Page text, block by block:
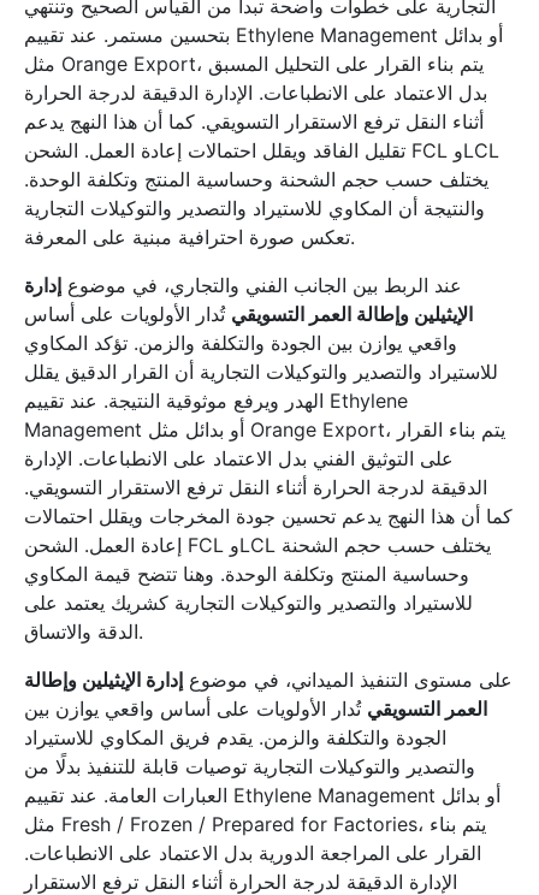
التجارية على خطوات واضحة تبدأ من القياس الصحيح وتنتهي
بتحسين مستمر. عند تقييم Ethylene Management أو بدائل
مثل Orange Export، يتم بناء القرار على التحليل المسبق
بدل الاعتماد على الانطباعات. الإدارة الدقيقة لدرجة الحرارة
أثناء النقل ترفع الاستقرار التسويقي. كما أن هذا النهج يدعم
تقليل الفاقد ويقلل احتمالات إعادة العمل. الشحن FCL وLCL
يختلف حسب حجم الشحنة وحساسية المنتج وتكلفة الوحدة.
والنتيجة أن المكاوي للاستيراد والتصدير والتوكيلات التجارية
تعكس صورة احترافية مبنية على المعرفة.
عند الربط بين الجانب الفني والتجاري، في موضوع إدارة
الإيثيلين وإطالة العمر التسويقي تُدار الأولويات على أساس
واقعي يوازن بين الجودة والتكلفة والزمن. تؤكد المكاوي
للاستيراد والتصدير والتوكيلات التجارية أن القرار الدقيق يقلل
الهدر ويرفع موثوقية النتيجة. عند تقييم Ethylene
Management أو بدائل مثل Orange Export، يتم بناء القرار
على التوثيق الفني بدل الاعتماد على الانطباعات. الإدارة
الدقيقة لدرجة الحرارة أثناء النقل ترفع الاستقرار التسويقي.
كما أن هذا النهج يدعم تحسين جودة المخرجات ويقلل احتمالات
إعادة العمل. الشحن FCL وLCL يختلف حسب حجم الشحنة
وحساسية المنتج وتكلفة الوحدة. وهنا تتضح قيمة المكاوي
للاستيراد والتصدير والتوكيلات التجارية كشريك يعتمد على
الدقة والاتساق.
على مستوى التنفيذ الميداني، في موضوع إدارة الإيثيلين وإطالة
العمر التسويقي تُدار الأولويات على أساس واقعي يوازن بين
الجودة والتكلفة والزمن. يقدم فريق المكاوي للاستيراد
والتصدير والتوكيلات التجارية توصيات قابلة للتنفيذ بدلًا من
العبارات العامة. عند تقييم Ethylene Management أو بدائل
مثل Fresh / Frozen / Prepared for Factories، يتم بناء
القرار على المراجعة الدورية بدل الاعتماد على الانطباعات.
الإدارة الدقيقة لدرجة الحرارة أثناء النقل ترفع الاستقرار